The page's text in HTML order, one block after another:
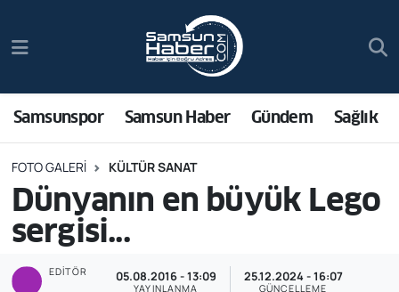
Samsunspor Samsun Haber Gündem Sağlık
FOTO GALERI KÜLTÜR SANAT
Dünyanın en büyük Lego
sergisi...
EDITÖR 05.08.2016 - 13:09
YAYINLANMA
25.12.2024 - 16:07
GÜNCELLEME
Samsun Haber
Sağlık
Asayiş
Bilim ve Teknoloji
Trafik Durumu
Süper Lig Puan Durumu ve Fikstür
Tüm Manşetler
Son Dakika Haberleri